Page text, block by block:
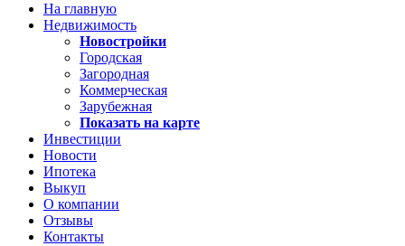
На главную
Недвижимость
Новостройки
Городская
Загородная
Коммерческая
Зарубежная
Показать на карте
Инвестиции
Новости
Ипотека
Выкуп
О компании
Отзывы
Контакты